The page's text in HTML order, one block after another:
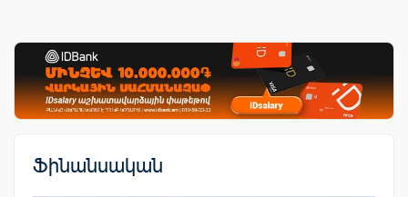
Ֆինանսական